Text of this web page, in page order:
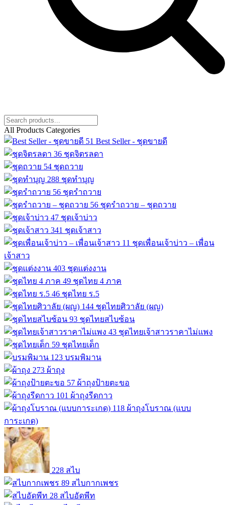
All Products Categories
51 Best Seller - ชุดขายดี
36 ชุดจิตรลดา
54 ชุดถวาย
288 ชุดทำบุญ
56 ชุดรำถวาย
56 ชุดรำถวาย – ชุดถวาย
47 ชุดเจ้าบ่าว
341 ชุดเจ้าสาว
11 ชุดเพื่อนเจ้าบ่าว – เพื่อน
เจ้าสาว
403 ชุดแต่งงาน
49 ชุดไทย 4 ภาค
46 ชุดไทย ร.5
144 ชุดไทยศิวาลัย (ผญ)
93 ชุดไทยสไบซ้อน
43 ชุดไทยเจ้าสาวราคาไม่แพง
59 ชุดไทยเด็ก
123 บรมพิมาน
273 ผ้าถุง
57 ผ้าถุงป้ายตะขอ
101 ผ้าถุงรีดกาว
118 ผ้าถุงโบราณ (แบบ
การะเกด)
228 สไบ
89 สไบกากเพชร
28 สไบอัดพีท